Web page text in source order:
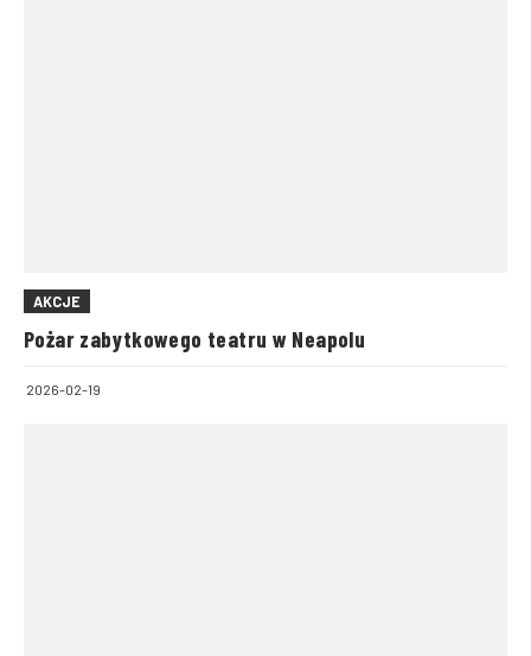
AKCJE
Pożar zabytkowego teatru w Neapolu
2026-02-19